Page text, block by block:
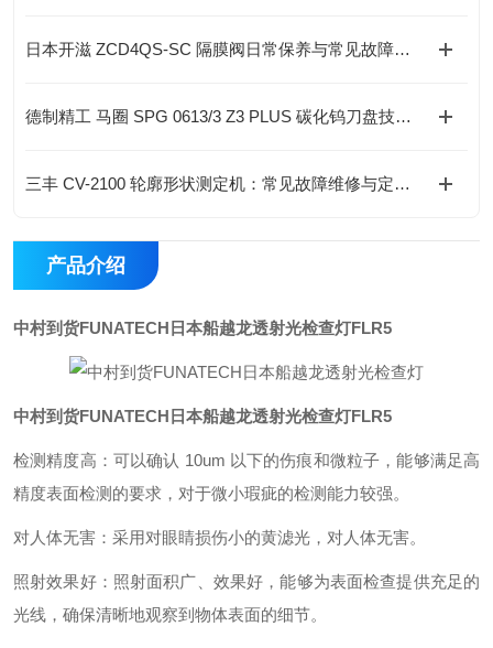
日本开滋 ZCD4QS-SC 隔膜阀日常保养与常见故障维修规范
德制精工 马圈 SPG 0613/3 Z3 PLUS 碳化钨刀盘技术参数与应用
三丰 CV-2100 轮廓形状测定机：常见故障维修与定期保养技巧
产品介绍
中村到货FUNATECH日本船越龙透射光检查灯FLR5
中村到货FUNATECH日本船越龙透射光检查灯FLR5
检测精度高：可以确认 10um 以下的伤痕和微粒子，能够满足高
精度表面检测的要求，对于微小瑕疵的检测能力较强。
对人体无害：采用对眼睛损伤小的黄滤光，对人体无害。
照射效果好：照射面积广、效果好，能够为表面检查提供充足的
光线，确保清晰地观察到物体表面的细节。